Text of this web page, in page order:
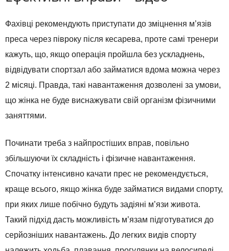
Фахівці рекомендують приступати до зміцнення м’язів
преса через півроку після кесарева, проте самі тренери
кажуть, що, якщо операція пройшла без ускладнень,
відвідувати спортзал або займатися вдома можна через
2 місяці. Правда, такі навантаження дозволені за умови,
що жінка не буде виснажувати свій організм фізичними
заняттями.
Починати треба з найпростіших вправ, повільно
збільшуючи їх складність і фізичне навантаження.
Спочатку інтенсивно качати прес не рекомендується,
краще всього, якщо жінка буде займатися видами спорту,
при яких лише побічно будуть задіяні м’язи живота.
Такий підхід дасть можливість м’язам підготуватися до
серйозніших навантажень. До легких видів спорту